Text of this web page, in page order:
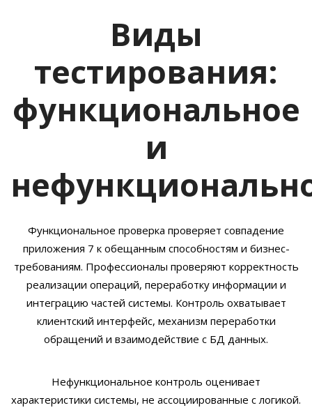
Виды
тестирования:
функциональное
и
Функциональное проверка проверяет совпадение
приложения 7 к обещанным способностям и бизнес-
требованиям. Профессионалы проверяют корректность
реализации операций, переработку информации и
интеграцию частей системы. Контроль охватывает
клиентский интерфейс, механизм переработки
обращений и взаимодействие с БД данных.
Нефункциональное контроль оценивает
характеристики системы, не ассоциированные с логикой.